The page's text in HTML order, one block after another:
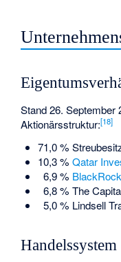
Stand 26. September
Aktionärsstruktur:[18]
71,0 %
10,3 % Qatar
6,9 % BlackRock
6,8 % The
5,0 % Lindsell
Handelssystem